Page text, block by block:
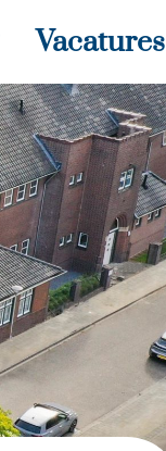
Vacatures